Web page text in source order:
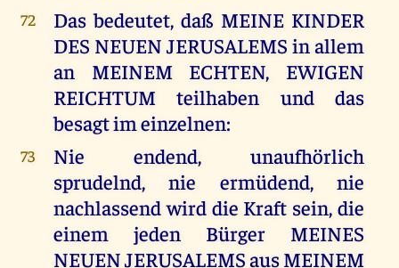
72
Das bedeutet, daß MEINE KINDER
DES NEUEN JERUSALEMS in allem
an MEINEM ECHTEN, EWIGEN
REICHTUM teilhaben und das
besagt im einzelnen:
73
Nie endend, unaufhörlich
sprudelnd, nie ermüdend, nie
nachlassend wird die Kraft sein, die
einem jeden Bürger MEINES
NEUEN JERUSALEMS aus MEINEM